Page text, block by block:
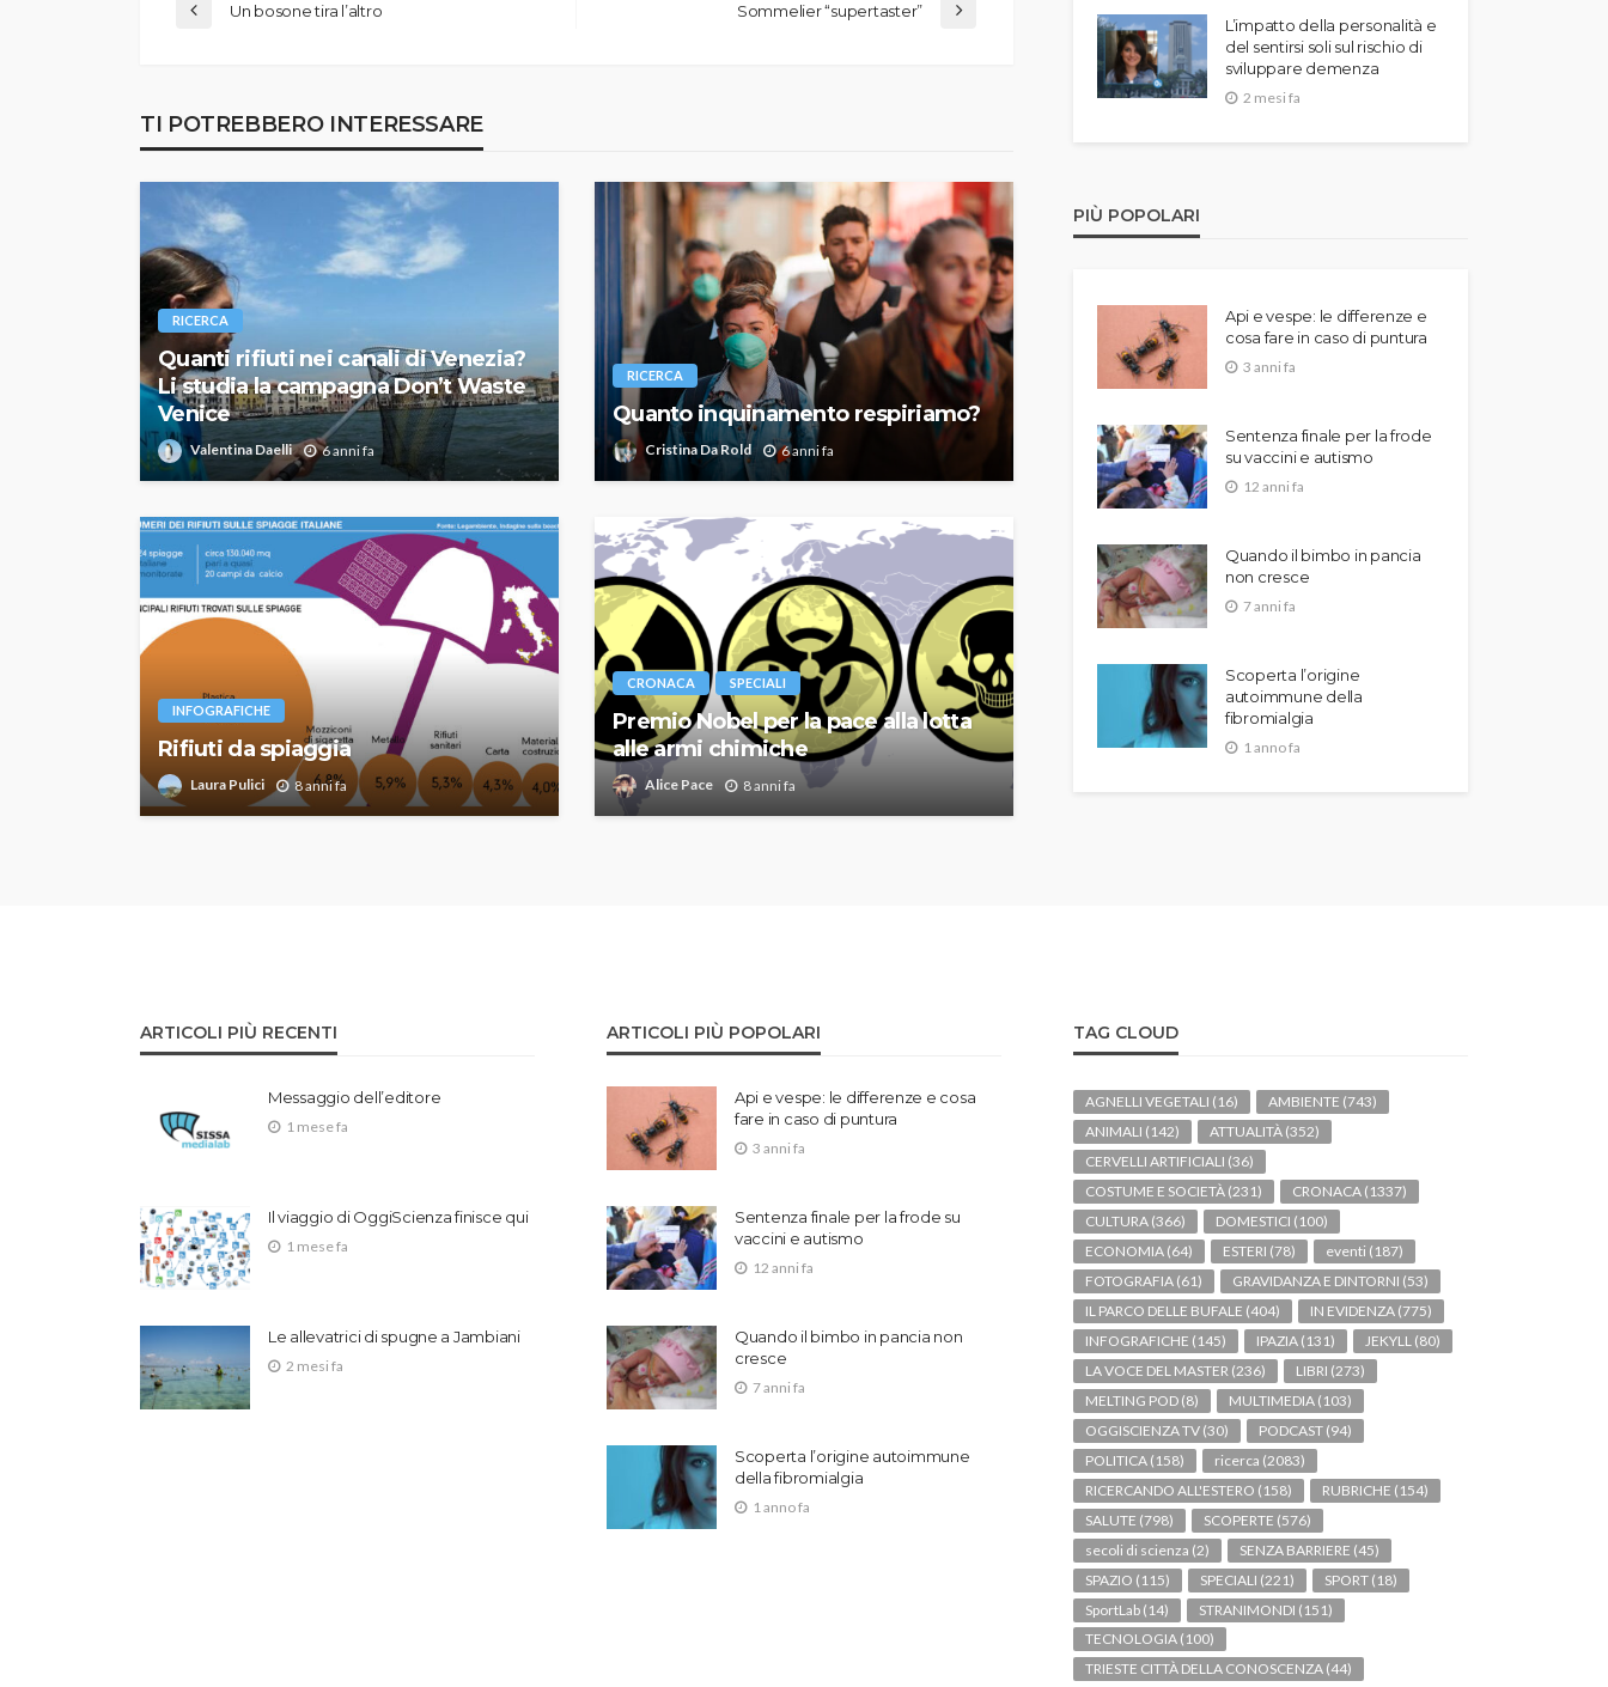
Un bosone tira l’altro Sommelier “supertaster”
TI POTREBBERO INTERESSARE
RICERCA
Quanti rifiuti nei canali di Venezia?
Li studia la campagna Don’t Waste
Venice
Valentina Daelli 6 anni fa
RICERCA
Quanto inquinamento respiriamo?
Cristina Da Rold 6 anni fa
INFOGRAFICHE
Rifiuti da spiaggia
Laura Pulici 8 anni fa
CRONACA SPECIALI
Premio Nobel per la pace alla lotta
alle armi chimiche
Alice Pace 8 anni fa
L’impatto della personalità e
del sentirsi soli sul rischio di
sviluppare demenza
2 mesi fa
PIÙ POPOLARI
Api e vespe: le differenze e
cosa fare in caso di puntura
3 anni fa
Sentenza finale per la frode
su vaccini e autismo
12 anni fa
Quando il bimbo in pancia
non cresce
7 anni fa
Scoperta l’origine
autoimmune della
fibromialgia
1 anno fa
ARTICOLI PIÙ RECENTI
Messaggio dell’editore
1 mese fa
Il viaggio di OggiScienza finisce qui
1 mese fa
Le allevatrici di spugne a Jambiani
2 mesi fa
ARTICOLI PIÙ POPOLARI
Api e vespe: le differenze e cosa
fare in caso di puntura
3 anni fa
Sentenza finale per la frode su
vaccini e autismo
12 anni fa
Quando il bimbo in pancia non
cresce
7 anni fa
Scoperta l’origine autoimmune
della fibromialgia
1 anno fa
TAG CLOUD
AGNELLI VEGETALI (16) AMBIENTE (743)
ANIMALI (142) ATTUALITÀ (352)
CERVELLI ARTIFICIALI (36)
COSTUME E SOCIETÀ (231) CRONACA (1337)
CULTURA (366) DOMESTICI (100)
ECONOMIA (64) ESTERI (78) eventi (187)
FOTOGRAFIA (61) GRAVIDANZA E DINTORNI (53)
IL PARCO DELLE BUFALE (404) IN EVIDENZA (775)
INFOGRAFICHE (145) IPAZIA (131) JEKYLL (80)
LA VOCE DEL MASTER (236) LIBRI (273)
MELTING POD (8) MULTIMEDIA (103)
OGGISCIENZA TV (30) PODCAST (94)
POLITICA (158) ricerca (2083)
RICERCANDO ALL'ESTERO (158) RUBRICHE (154)
SALUTE (798) SCOPERTE (576)
secoli di scienza (2) SENZA BARRIERE (45)
SPAZIO (115) SPECIALI (221) SPORT (18)
SportLab (14) STRANIMONDI (151)
TECNOLOGIA (100)
TRIESTE CITTÀ DELLA CONOSCENZA (44)